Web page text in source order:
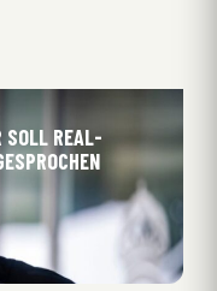
SOLL REAL-